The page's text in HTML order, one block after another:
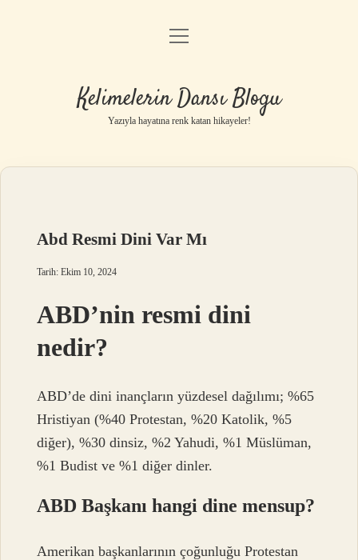
Anasayfa
Yasal Uyarı
menüyü
Kelimelerin Dansı Blogu
Yazıyla hayatına renk katan hikayeler!
Abd Resmi Dini Var Mı
Tarih: Ekim 10, 2024
ABD’nin resmi dini
nedir?
ABD’de dini inançların yüzdesel dağılımı; %65
Hristiyan (%40 Protestan, %20 Katolik, %5
diğer), %30 dinsiz, %2 Yahudi, %1 Müslüman,
%1 Budist ve %1 diğer dinler.
ABD Başkanı hangi dine mensup?
Amerikan başkanlarının çoğunluğu Protestan